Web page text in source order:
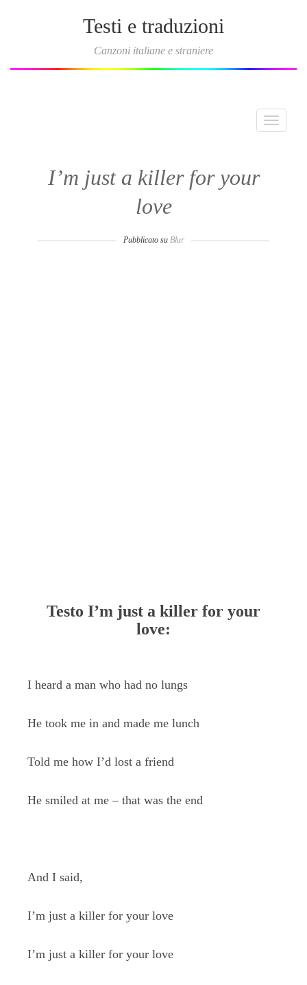
Testi e traduzioni
Canzoni italiane e straniere
Toggle
I’m just a killer for your
love
Pubblicato su Blur
Testo I’m just a killer for your
love:
I heard a man who had no lungs
He took me in and made me lunch
Told me how I’d lost a friend
He smiled at me – that was the end
And I said,
I’m just a killer for your love
I’m just a killer for your love